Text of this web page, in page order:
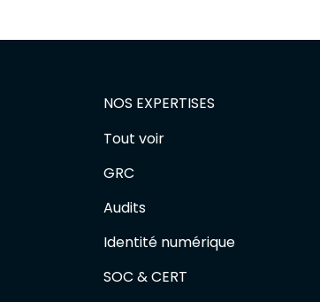
NOS EXPERTISES
Tout voir
GRC
Audits
Identité numérique
SOC & CERT